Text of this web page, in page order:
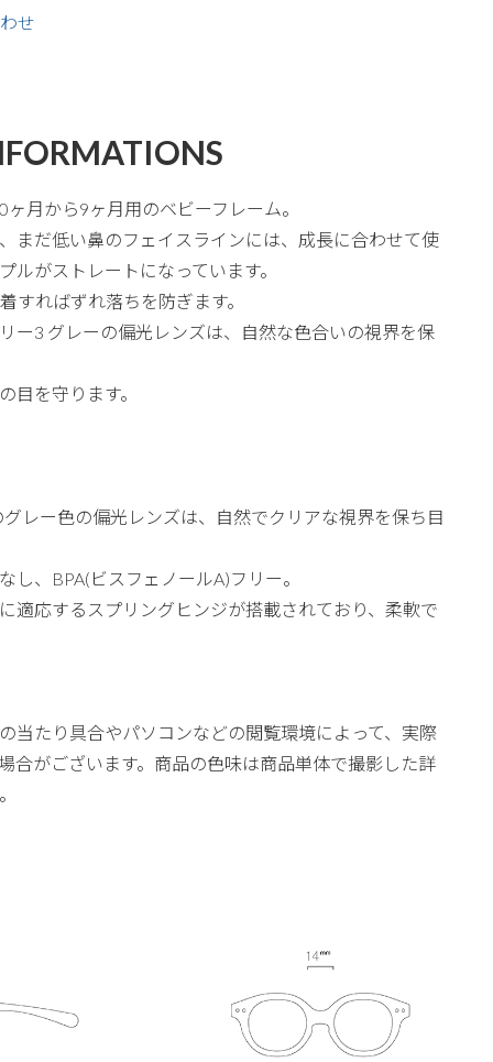
せ
月から9ヶ月用のベビーフレーム。
まだ低い鼻のフェイスラインには、成長に合わせて使
ルがストレートになっています。
すればずれ落ちを防ぎます。
ー3 グレーの偏光レンズは、自然な色合いの視界を保
目を守ります。
グレー色の偏光レンズは、自然でクリアな視界を保ち目
し、BPA(ビスフェノールA)フリー。
適応するスプリングヒンジが搭載されており、柔軟で
当たり具合やパソコンなどの閲覧環境によって、実際
合がございます。商品の色味は商品単体で撮影した詳